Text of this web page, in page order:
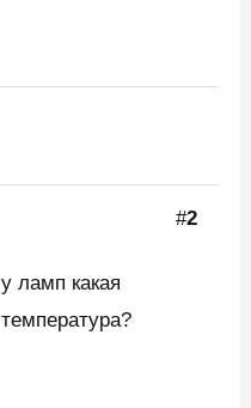
#2
у ламп какая
температура?